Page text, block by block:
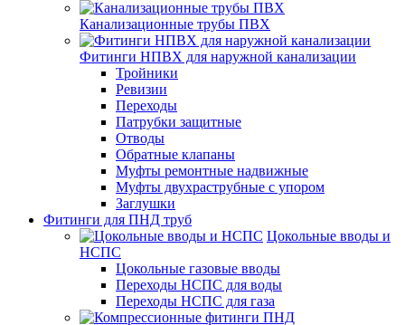
Канализационные трубы ПВХ
Фитинги НПВХ для наружной канализации
Тройники
Ревизии
Переходы
Патрубки защитные
Отводы
Обратные клапаны
Муфты ремонтные надвижные
Муфты двухраструбные с упором
Заглушки
Фитинги для ПНД труб
Цокольные вводы и
НСПС
Цокольные газовые вводы
Переходы НСПС для воды
Переходы НСПС для газа